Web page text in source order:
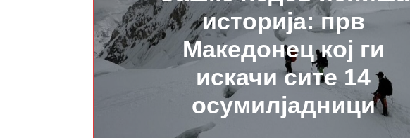
историја: прв
Македонец кој ги
искачи сите 14
осумилјадници